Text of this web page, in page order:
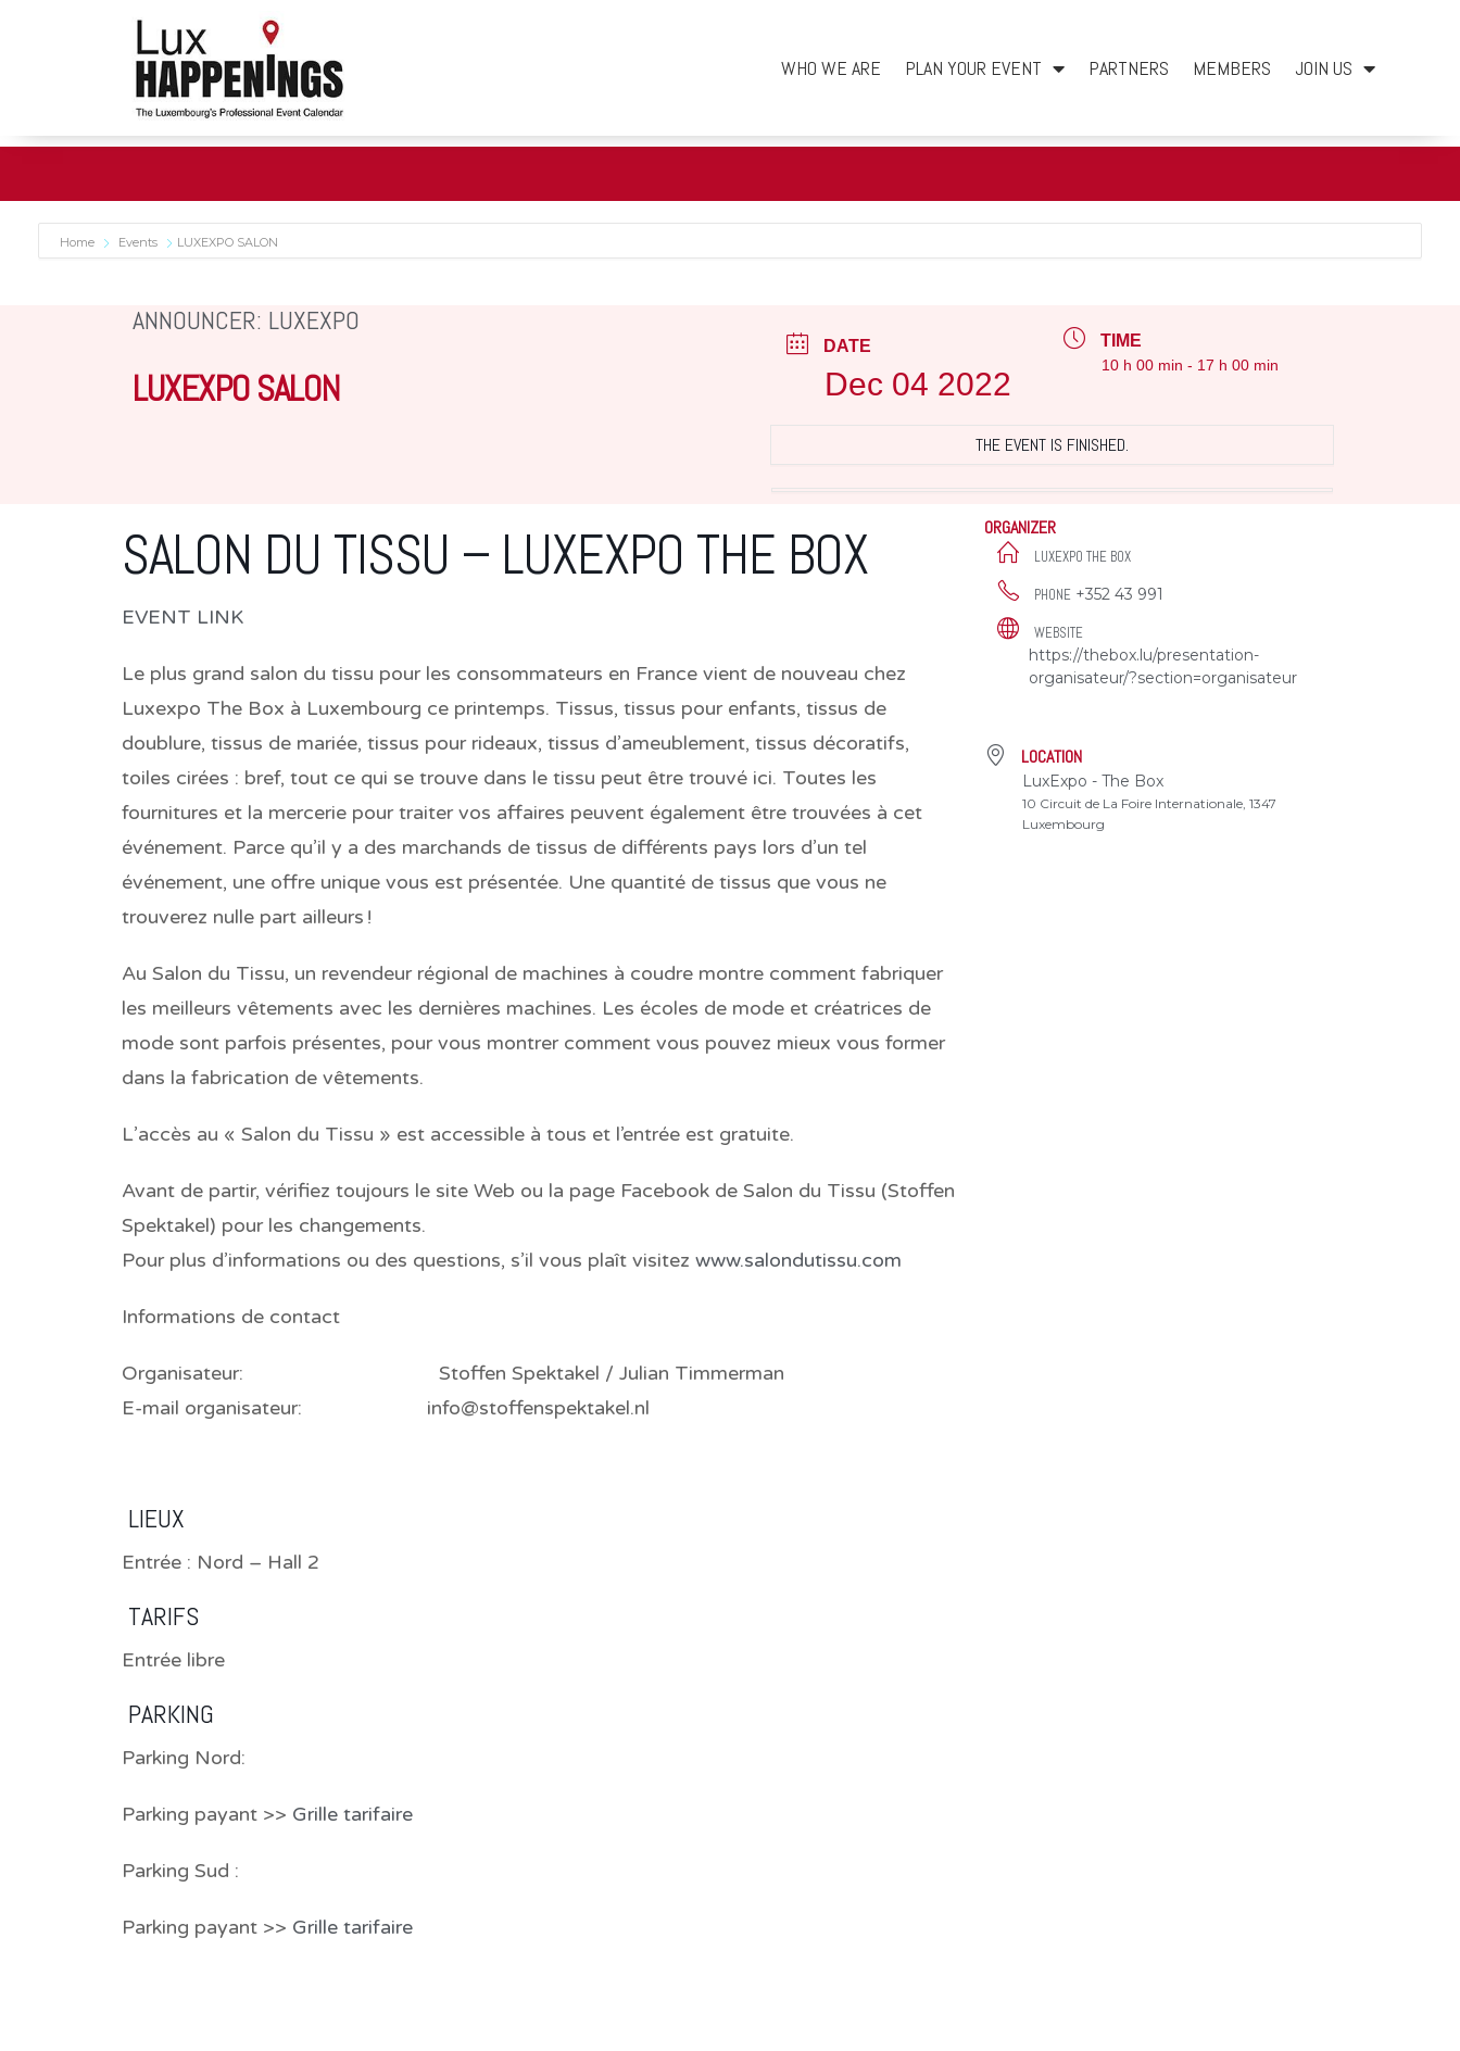
WHO WE ARE PLAN YOUR EVENT PARTNERS MEMBERS JOIN US
Home Events LUXEXPO SALON
ANNOUNCER: LUXEXPO
LUXEXPO SALON
DATE
Dec 04 2022
TIME
10 h 00 min - 17 h 00 min
THE EVENT IS FINISHED.
SALON DU TISSU – LUXEXPO THE BOX
EVENT LINK
Le plus grand salon du tissu pour les consommateurs en France vient de nouveau chez
Luxexpo The Box à Luxembourg ce printemps. Tissus, tissus pour enfants, tissus de
doublure, tissus de mariée, tissus pour rideaux, tissus d’ameublement, tissus décoratifs,
toiles cirées : bref, tout ce qui se trouve dans le tissu peut être trouvé ici. Toutes les
fournitures et la mercerie pour traiter vos affaires peuvent également être trouvées à cet
événement. Parce qu’il y a des marchands de tissus de différents pays lors d’un tel
événement, une offre unique vous est présentée. Une quantité de tissus que vous ne
trouverez nulle part ailleurs !
Au Salon du Tissu, un revendeur régional de machines à coudre montre comment fabriquer
les meilleurs vêtements avec les dernières machines. Les écoles de mode et créatrices de
mode sont parfois présentes, pour vous montrer comment vous pouvez mieux vous former
dans la fabrication de vêtements.
L’accès au « Salon du Tissu » est accessible à tous et l’entrée est gratuite.
Avant de partir, vérifiez toujours le site Web ou la page Facebook de Salon du Tissu (Stoffen
Spektakel) pour les changements.
Pour plus d’informations ou des questions, s’il vous plaît visitez www.salondutissu.com
Informations de contact
Organisateur: Stoffen Spektakel / Julian Timmerman
E-mail organisateur: info@stoffenspektakel.nl
LIEUX
Entrée : Nord – Hall 2
TARIFS
Entrée libre
PARKING
Parking Nord:
Parking payant >> Grille tarifaire
Parking Sud :
Parking payant >> Grille tarifaire
ORGANIZER
LUXEXPO THE BOX
PHONE +352 43 991
WEBSITE
https://thebox.lu/presentation-
organisateur/?section=organisateur
LOCATION
LuxExpo - The Box
10 Circuit de La Foire Internationale, 1347
Luxembourg